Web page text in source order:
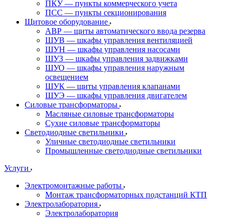
ПКУ — пункты коммерческого учета
ПСС — пункты секционирования
Щитовое оборудование
АВР — щиты автоматического ввода резерва
ШУВ — шкафы управления вентиляцией
ШУН — шкафы управления насосами
ШУЗ — шкафы управления задвижками
ШУО — шкафы управления наружным
освещением
ШУК — щиты управления клапанами
ШУЭ — шкафы управления двигателем
Силовые трансформаторы
Масляные силовые трансформаторы
Сухие силовые трансформаторы
Светодиодные светильники
Уличные светодиодные светильники
Промышленные светодиодные светильники
Услуги
Электромонтажные работы
Монтаж трансформаторных подстанций КТП
Электролаборатория
Электролаборатория